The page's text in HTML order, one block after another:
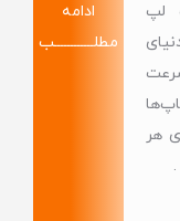
لپ
هر
ادامه
مطلــــــــــــب